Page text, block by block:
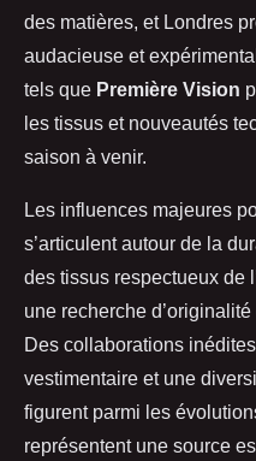
des matières, et Londres
audacieuse et
tels que Première Vision
les tissus et nouveautés
saison à venir.
Les influences majeures
s’articulent autour de la
des tissus respectueux de
une recherche
Des collaborations
vestimentaire et une
figurent parmi les
représentent une source